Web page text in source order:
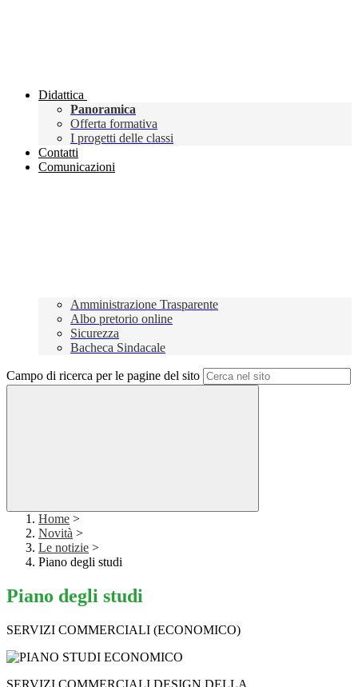
Didattica
Panoramica
Offerta formativa
I progetti delle classi
Contatti
Comunicazioni
Amministrazione Trasparente
Albo pretorio online
Sicurezza
Bacheca Sindacale
Campo di ricerca per le pagine del sito
Home >
Novità >
Le notizie >
Piano degli studi
Piano degli studi
SERVIZI COMMERCIALI (ECONOMICO)